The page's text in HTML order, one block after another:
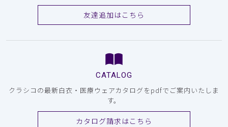
友達追加はこちら
CATALOG
クラシコの最新白衣・医療ウェアカタログをpdfでご案内いたしま
す。
カタログ請求はこちら